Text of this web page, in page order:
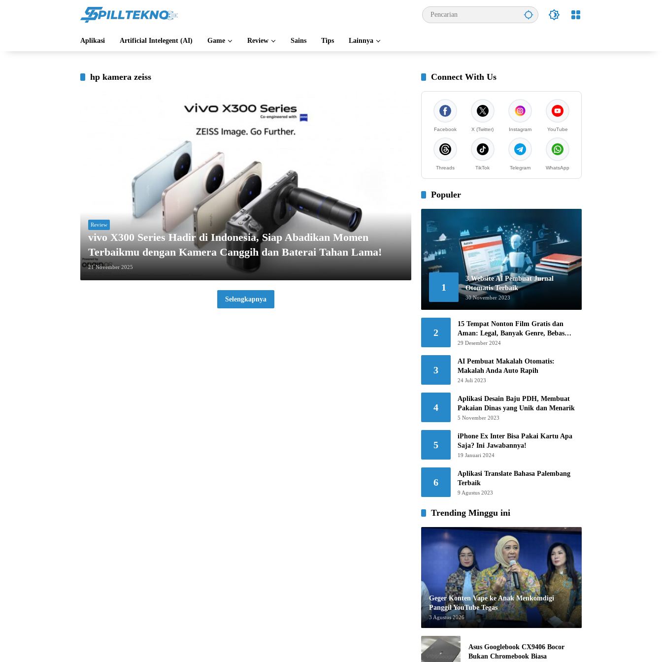
Aplikasi Artificial Intelegent (AI) Game Review Sains Tips Lainnya
hp kamera zeiss
Review
vivo X300 Series Hadir di Indonesia, Siap Abadikan Momen
Terbaikmu dengan Kamera Canggih dan Baterai Tahan Lama!
21 November 2025
Selengkapnya
Connect With Us
Facebook X (Twitter) Instagram YouTube
Threads TikTok Telegram WhatsApp
Populer
1
3 Website AI Pembuat Jurnal
Otomatis Terbaik
30 November 2023
2
15 Tempat Nonton Film Gratis dan
Aman: Legal, Banyak Genre, Bebas
Khawatir!
29 Desember 2024
3
AI Pembuat Makalah Otomatis:
Makalah Anda Auto Rapih
24 Juli 2023
4
Aplikasi Desain Baju PDH, Membuat
Pakaian Dinas yang Unik dan Menarik
5 November 2023
5
iPhone Ex Inter Bisa Pakai Kartu Apa
Saja? Ini Jawabannya!
19 Januari 2024
6
Aplikasi Translate Bahasa Palembang
Terbaik
9 Agustus 2023
Trending Minggu ini
Geger Konten Vape ke Anak Menkomdigi
Panggil YouTube Tegas
3 Agustus 2026
Asus Googlebook CX9406 Bocor
Bukan Chromebook Biasa